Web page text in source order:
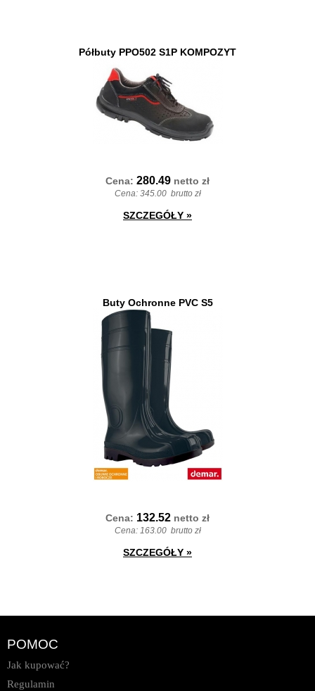
Półbuty PPO502 S1P KOMPOZYT
Cena: 280.49 netto zł
Cena: 345.00 brutto zł
SZCZEGÓŁY »
Buty Ochronne PVC S5
Cena: 132.52 netto zł
Cena: 163.00 brutto zł
SZCZEGÓŁY »
POMOC
Jak kupować?
Regulamin